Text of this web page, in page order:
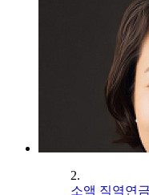
2.
소액 직역연